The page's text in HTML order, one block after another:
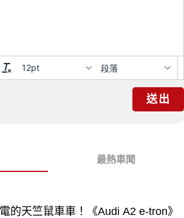
12pt 段落
送出
最熱車聞
的天竺鼠車車！《Audi A2 e-tron》